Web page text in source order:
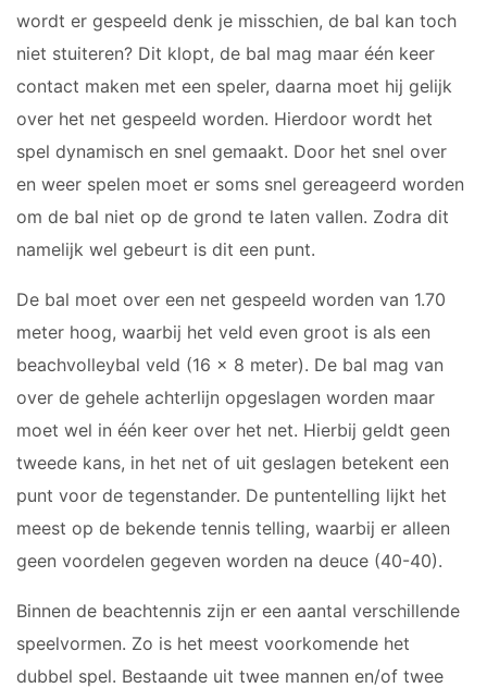
wordt er gespeeld denk je misschien, de bal kan toch
niet stuiteren? Dit klopt, de bal mag maar één keer
contact maken met een speler, daarna moet hij gelijk
over het net gespeeld worden. Hierdoor wordt het
spel dynamisch en snel gemaakt. Door het snel over
en weer spelen moet er soms snel gereageerd worden
om de bal niet op de grond te laten vallen. Zodra dit
namelijk wel gebeurt is dit een punt.
De bal moet over een net gespeeld worden van 1.70
meter hoog, waarbij het veld even groot is als een
beachvolleybal veld (16 x 8 meter). De bal mag van
over de gehele achterlijn opgeslagen worden maar
moet wel in één keer over het net. Hierbij geldt geen
tweede kans, in het net of uit geslagen betekent een
punt voor de tegenstander. De puntentelling lijkt het
meest op de bekende tennis telling, waarbij er alleen
geen voordelen gegeven worden na deuce (40-40).
Binnen de beachtennis zijn er een aantal verschillende
speelvormen. Zo is het meest voorkomende het
dubbel spel. Bestaande uit twee mannen en/of twee